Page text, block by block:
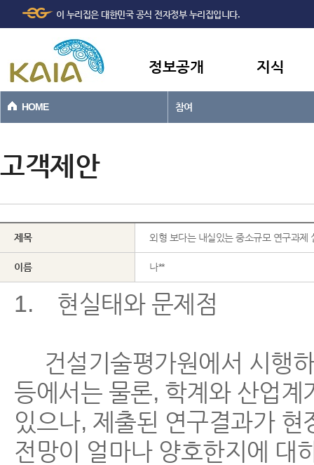
본문바로가기
이 누리집은 대한민국 공식 전자정부 누리집입니다.
정보공개 지식
HOME 참여
고객제안
제목 외형 보다는 내실있는 중소규모 연구과제
이름 나**
1. 현실태와 문제점
건설기술평가원에서 시행
등에서는 물론, 학계와 산업
있으나, 제출된 연구결과가
전망이 얼마나 양호한지에 대